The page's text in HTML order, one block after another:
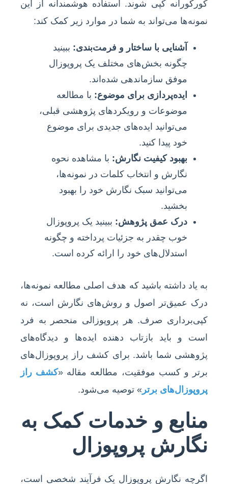
کورکورانه کپی شوند. استفاده هوشمندانه از این
نمونه‌ها می‌تواند به شما در موارد زیر کمک کند:
آشنایی با ساختار و فرمت‌بندی: ببینید
چگونه بخش‌های مختلف یک پروپوزال
موفق سازماندهی شده‌اند.
ایده‌پردازی برای موضوع: با مطالعه
موضوعات و رویکردهای پژوهشی قبلی،
می‌توانید ایده‌های جدیدی برای موضوع
خود پیدا کنید.
بهبود کیفیت نگارش: با مشاهده نحوه
نگارش و انتخاب کلمات در نمونه‌ها،
می‌توانید سبک نگارش خود را بهبود
بخشید.
درک عمق پژوهش: ببینید یک پروپوزال
خوب چقدر به جزئیات پرداخته و چگونه
استدلال‌های خود را ارائه کرده است.
به یاد داشته باشید که هدف اصلی مطالعه نمونه‌ها،
درک عمیق‌تر اصول و روش‌های نگارش است، نه
کپی‌برداری صرف. هر پروپوزالی منحصر به فرد
است و باید بازتاب دهنده ایده‌ها و دیدگاه‌های
پژوهشی شما باشد. برای کشف راز پروپوزال‌های
برتر و کسب موفقیت، مطالعه مقاله «کشف راز
پروپوزال‌های برتر » توصیه می‌شود.
منابع و خدمات کمک به
نگارش پروپوزال
اگرچه نگارش پروپوزال یک فرآیند شخصی است،